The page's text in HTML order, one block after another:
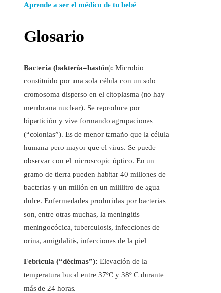
Aprende a ser el médico de tu bebé
Glosario
Bacteria (baktería=bastón): Microbio
constituido por una sola célula con un solo
cromosoma disperso en el citoplasma (no hay
membrana nuclear). Se reproduce por
bipartición y vive formando agrupaciones
(“colonias”). Es de menor tamaño que la célula
humana pero mayor que el virus. Se puede
observar con el microscopio óptico. En un
gramo de tierra pueden habitar 40 millones de
bacterias y un millón en un mililitro de agua
dulce. Enfermedades producidas por bacterias
son, entre otras muchas, la meningitis
meningocócica, tuberculosis, infecciones de
orina, amigdalitis, infecciones de la piel.
Febrícula (“décimas”): Elevación de la
temperatura bucal entre 37ºC y 38º C durante
más de 24 horas.